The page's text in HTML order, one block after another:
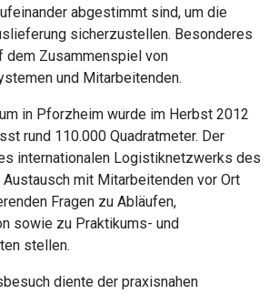
abgestimmt sind, um die
sicherzustellen. Besonderes
dem Zusammenspiel von
und Mitarbeitenden.
in Pforzheim wurde im Herbst 2012
rund 110.000 Quadratmeter. Der
internationalen Logistiknetzwerks des
Austausch mit Mitarbeitenden vor Ort
Fragen zu Abläufen,
sowie zu Praktikums- und
stellen.
diente der praxisnahen